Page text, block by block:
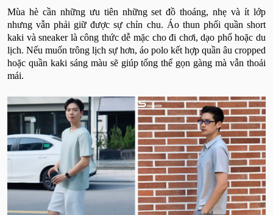
Mùa hè cần những ưu tiên những set đồ thoáng, nhẹ và ít lớp
nhưng vẫn phải giữ được sự chỉn chu. Áo thun phối quần short
kaki và sneaker là công thức dễ mặc cho đi chơi, dạo phố hoặc du
lịch. Nếu muốn trông lịch sự hơn, áo polo kết hợp quần âu cropped
hoặc quần kaki sáng màu sẽ giúp tổng thể gọn gàng mà vẫn thoải
mái.